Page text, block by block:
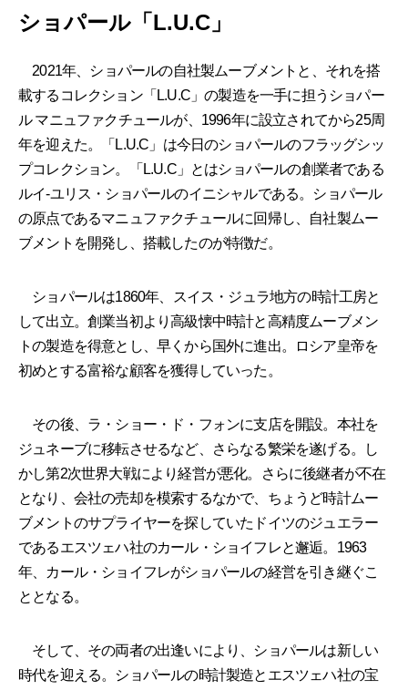
ショパール「L.U.C」
2021年、ショパールの自社製ムーブメントと、それを搭
載するコレクション「L.U.C」の製造を一手に担うショパー
ル マニュファクチュールが、1996年に設立されてから25周
年を迎えた。「L.U.C」は今日のショパールのフラッグシッ
プコレクション。「L.U.C」とはショパールの創業者である
ルイ-ユリス・ショパールのイニシャルである。ショパール
の原点であるマニュファクチュールに回帰し、自社製ムー
ブメントを開発し、搭載したのが特徴だ。
ショパールは1860年、スイス・ジュラ地方の時計工房と
して出立。創業当初より高級懐中時計と高精度ムーブメン
トの製造を得意とし、早くから国外に進出。ロシア皇帝を
初めとする富裕な顧客を獲得していった。
その後、ラ・ショー・ド・フォンに支店を開設。本社を
ジュネーブに移転させるなど、さらなる繁栄を遂げる。し
かし第2次世界大戦により経営が悪化。さらに後継者が不在
となり、会社の売却を模索するなかで、ちょうど時計ムー
ブメントのサプライヤーを探していたドイツのジュエラー
であるエスツェハ社のカール・ショイフレと邂逅。1963
年、カール・ショイフレがショパールの経営を引き継ぐこ
ととなる。
そして、その両者の出逢いにより、ショパールは新しい
時代を迎える。ショパールの時計製造とエスツェハ社の宝